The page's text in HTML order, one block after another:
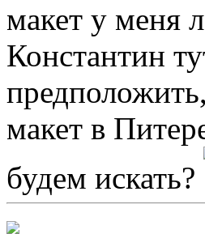
макет у меня
Константин
макет в
будем искать?